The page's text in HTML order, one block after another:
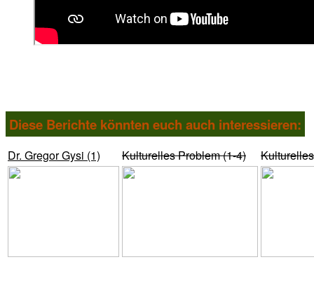
Diese Berichte könnten euch auch interessieren:
Dr. Gregor Gysi (1) Kulturelles Problem (1-4)